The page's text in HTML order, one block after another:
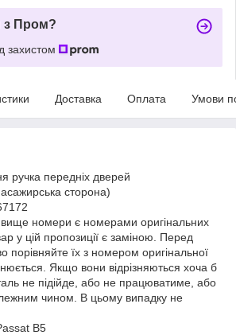
з Пром?
захистом
Доставка Оплата Умови
ручка передніх дверей
сторона)
номери є номерами оригінальних
у цій пропозиції є заміною. Перед
порівняйте їх з номером оригінальної
Якщо вони відрізняються хоча б
не підійде, або не працюватиме, або
чином. В цьому випадку не
B5